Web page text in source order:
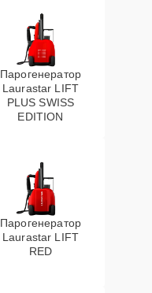
Парогенератор
Laurastar LIFT
PLUS SWISS
EDITION
Парогенератор
Laurastar LIFT
RED